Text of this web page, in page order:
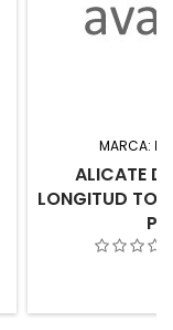
MARCA:
ALICATE
LONGITUD